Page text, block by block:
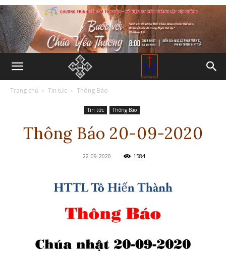
Trang chủ Tin tức Thông Báo
Tin tức Thông Báo
Thông Báo 20-09-2020
22-09-2020 1584